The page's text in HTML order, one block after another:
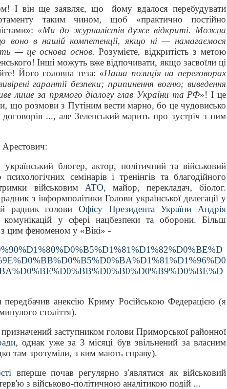
І він ще заявляє, що
йому вдалося перебудувати
таким чином, щоб «практично постійно
«Ми до журналістів дуже відкриті. Можна
воно в нашій компетенції, якщо ні — намагаємося
— це основа основ. Розумієте, відкритість з метою
Інші можуть вже відпочивати, якщо засвоїли ці
Його головна теза: «Наша позиція на переговорах
гарантії безпеки; припинення вогню; виведення
лише за прямого діалогу глав України та РФ»! І це
що розмови з Путіним вести марно, бо це чудовисько
..., але Зеленський марить про зустріч з ним
український блогер, актор, політичний та військовий
семінарів і тренінгів та благодійного
військовим
АТО, майор, перекладач, біолог.
з інформполітики Голови української делегації у
радник голови
Офісу Президента України
Андрія
комунікацій у сфері нацбезпеки та оборони. Більш
цим феноменом у «Вікі» -
анексію Криму Російською Федерацією (я
століття).
заступником голови Приморської районної
, однак уже за 3 місяці був звільнений за власним
там зрозуміли, з ким мають справу).
вперше почав регулярно з'являтися як військовий
з військово-політичною аналітикою подій ...